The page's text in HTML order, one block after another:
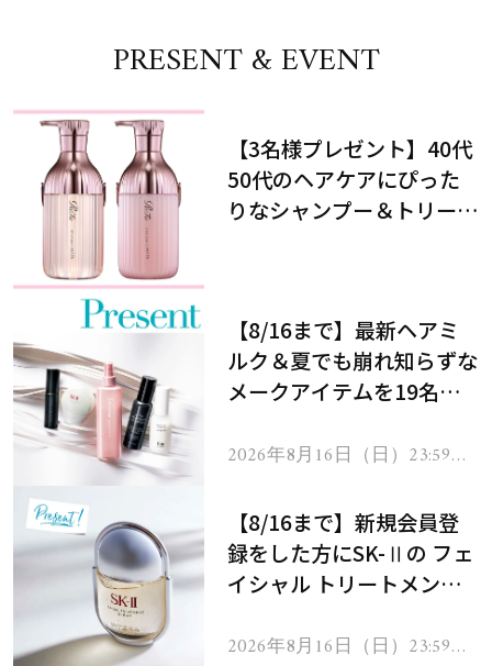
PRESENT & EVENT
【3名様プレゼント】40代
50代のヘアケアにぴった
りなシャンプー＆トリート
【8/16まで】最新ヘアミ
ルク＆夏でも崩れ知らずな
メークアイテムを19名様
2026年8月16日（日）23:59ま
【8/16まで】新規会員登
録をした方にSK-Ⅱの フェ
イシャル トリートメント
2026年8月16日（日）23:59ま